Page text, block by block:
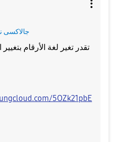
جالاكسى
تقدر تغير لغة الأرقام
5OZk21pbE